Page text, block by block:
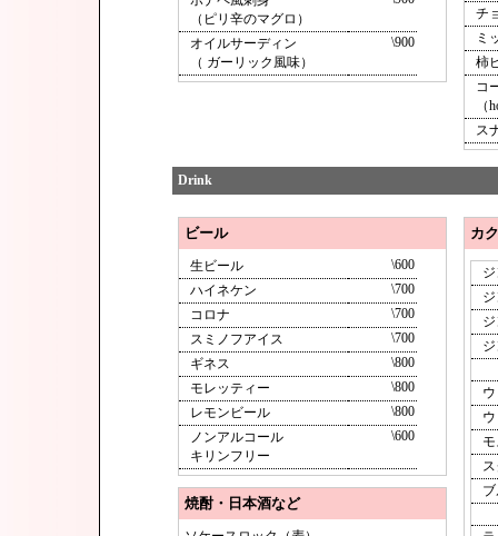
（ピリ辛のマグロ）
オイルサーディン
（ ガーリック風味）
\900
チ
ミ
柿
コ
（
ス
Drink
ビール
生ビール
\600
ハイネケン
\700
コロナ
\700
スミノフアイス
\700
ギネス
\800
モレッティー
\800
レモンビール
\800
ノンアルコール
キリンフリー
\600
焼酎・日本酒など
カ